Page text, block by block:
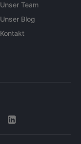
Unser Team
Unser Blog
Kontakt